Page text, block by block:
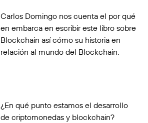
Carlos Domingo nos cuenta el por qué
en embarca en escribir este libro sobre
Blockchain así cómo su historia en
relación al mundo del Blockchain.
¿En qué punto estamos el desarrollo
de criptomonedas y blockchain?